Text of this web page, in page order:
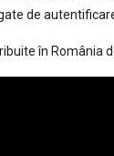
de
în România